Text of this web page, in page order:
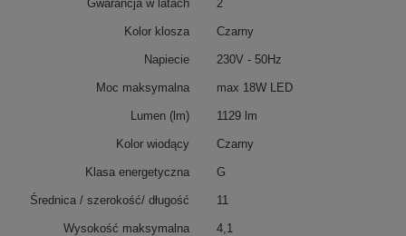
Gwarancja w latach 2
Kolor klosza Czarny
Napiecie 230V - 50Hz
Moc maksymalna max 18W LED
Lumen (lm) 1129 lm
Kolor wiodący Czarny
Klasa energetyczna G
Średnica / szerokość/ długość 11
Wysokość maksymalna 4,1